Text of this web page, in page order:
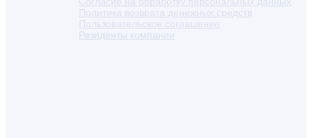
Политика возврата денежных средств
Пользовательское соглашение
Резиденты компании